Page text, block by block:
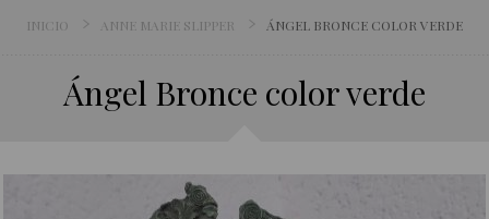
INICIO ANNE MARIE SLIPPER ÁNGEL BRONCE COLOR VERDE
Ángel Bronce color verde